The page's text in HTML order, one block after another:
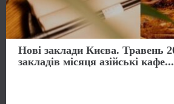
Нові заклади Києва. Травень
закладів місяця азійські кафе...